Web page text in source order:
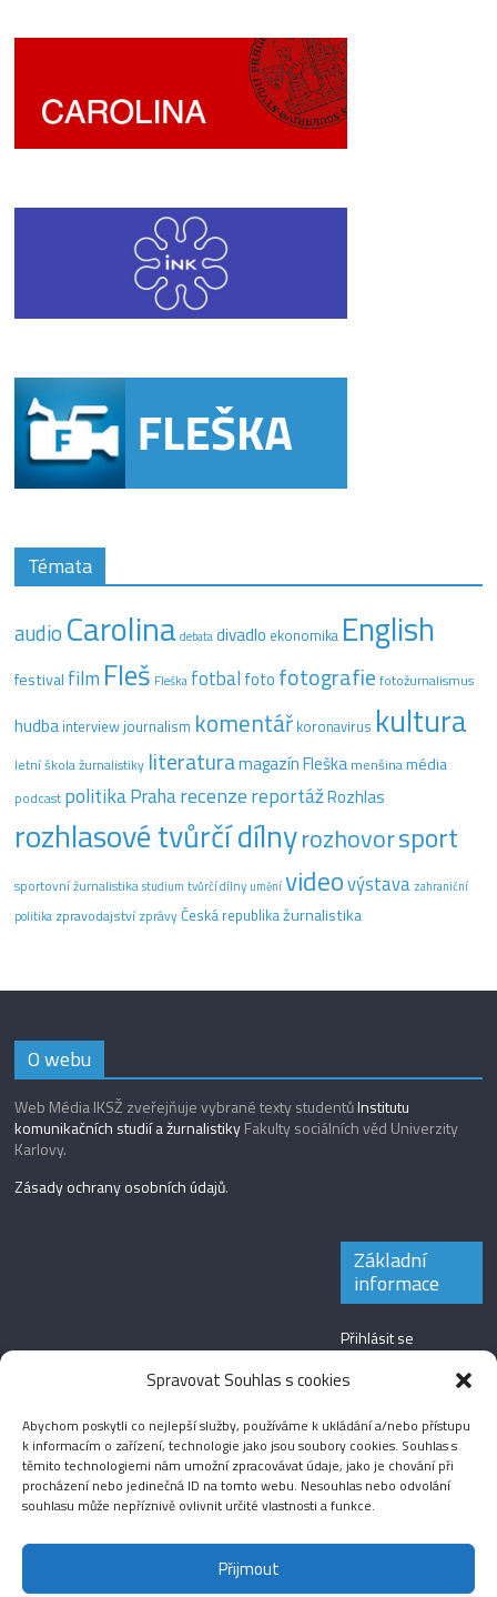
Spravovat Souhlas s cookies
Abychom poskytli co nejlepší služby, používáme k ukládání a/nebo přístupu
k informacím o zařízení, technologie jako jsou soubory cookies. Souhlas s
těmito technologiemi nám umožní zpracovávat údaje, jako je chování při
procházení nebo jedinečná ID na tomto webu. Nesouhlas nebo odvolání
souhlasu může nepříznivě ovlivnit určité vlastnosti a funkce.
Přijmout
Témata
audio Carolina debata divadlo ekonomika English
festival film Fleš Fleška fotbal foto fotografie fotožurnalismus
hudba interview journalism komentář koronavirus kultura
letní škola žurnalistiky literaturamagazín Fleška menšinamédia
podcast politikaPraharecenzereportážRozhlas
rozhlasové tvůrčí dílnyrozhovorsport
sportovní žurnalistika studium tvůrčí dílny uměnívideovýstava zahraniční
politika zpravodajstvízprávyČeská republikažurnalistika
O webu
Web Média IKSŽ zveřejňuje vybrané texty studentůInstitutu
komunikačních studií a žurnalistikyFakulty sociálních věd Univerzity
Karlovy.
Zásady ochrany osobních údajů.
Základní
informace
Přihlásit se
Zdroj kanálů
Kanál komentářů
Česká lokalizace